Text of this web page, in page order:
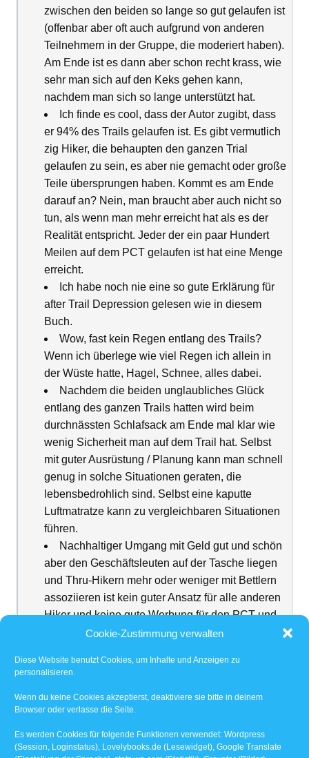
Cookie-Zustimmung verwalten
Diese Website benutzt Cookies, um Inhalte und Anzeigen zu
personalisieren.
Wenn du keine Cookies akzeptierst, deaktiviere sie bitte in deinem
Browser oder verlasse die Seite.
Es werden Cookies für folgende Funktionen verwendet: Wordpress
(Session, Loginstatus), Lovelybooks.de (Lesewidget), Google Translate
zwischen den beiden so lange so gut gelaufen ist
(offenbar aber oft auch aufgrund von anderen
Teilnehmern in der Gruppe, die moderiert haben).
Am Ende ist es dann aber schon recht krass, wie
sehr man sich auf den Keks gehen kann,
nachdem man sich so lange unterstützt hat.
Ich finde es cool, dass der Autor zugibt, dass
er 94% des Trails gelaufen ist. Es gibt vermutlich
zig Hiker, die behaupten den ganzen Trial
gelaufen zu sein, es aber nie gemacht oder große
Teile übersprungen haben. Kommt es am Ende
darauf an? Nein, man braucht aber auch nicht so
tun, als wenn man mehr erreicht hat als es der
Realität entspricht. Jeder der ein paar Hundert
Meilen auf dem PCT gelaufen ist hat eine Menge
erreicht.
Ich habe noch nie eine so gute Erklärung für
after Trail Depression gelesen wie in diesem
Buch.
Wow, fast kein Regen entlang des Trails?
Wenn ich überlege wie viel Regen ich allein in
der Wüste hatte, Hagel, Schnee, alles dabei.
Nachdem die beiden unglaubliches Glück
entlang des ganzen Trails hatten wird beim
durchnässten Schlafsack am Ende mal klar wie
wenig Sicherheit man auf dem Trail hat. Selbst
mit guter Ausrüstung / Planung kann man schnell
genug in solche Situationen geraten, die
lebensbedrohlich sind. Selbst eine kaputte
Luftmatratze kann zu vergleichbaren Situationen
führen.
Nachhaltiger Umgang mit Geld gut und schön
aber den Geschäftsleuten auf der Tasche liegen
und Thru-Hikern mehr oder weniger mit Bettlern
assoziieren ist kein guter Ansatz für alle anderen
Hiker und keine gute Werbung für den PCT und
Hiker insgesamt.
richtige Menge zu finden. Während ich oft zu viel
wenig. Beim Essen ist das wahrscheinlich sogar
[Einklappen]